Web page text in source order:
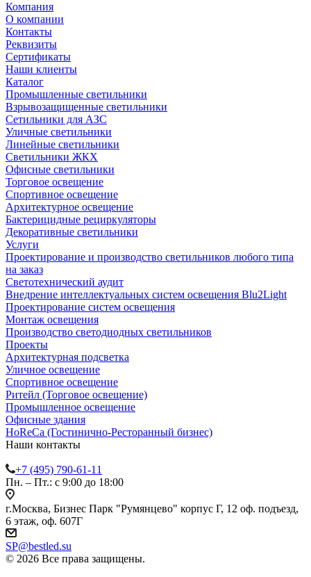
Компания
О компании
Контакты
Реквизиты
Сертификаты
Наши клиенты
Каталог
Промышленные светильники
Взрывозащищенные светильники
Сетильники для АЗС
Уличные светильники
Линейные светильники
Светильники ЖКХ
Офисные светильники
Торговое освещение
Спортивное освещение
Архитектурное освещение
Бактерицидные рециркуляторы
Декоративные светильники
Услуги
Проектирование и производство светильников любого типа
на заказ
Светотехнический аудит
Внедрение интеллектуальных систем освещения Blu2Light
Проектирование систем освещения
Монтаж освещения
Производство светодиодных светильников
Проекты
Архитектурная подсветка
Уличное освещение
Спортивное освещение
Ритейл (Торговое освещение)
Промышленное освещение
Офисные здания
HoReCa (Гостинично-Ресторанный бизнес)
Наши контакты
+7 (495) 790-61-11
Пн. – Пт.: с 9:00 до 18:00
г.Москва, Бизнес Парк "Румянцево" корпус Г, 12 оф. подъезд,
6 этаж, оф. 607Г
SP@bestled.su
© 2026 Все права защищены.